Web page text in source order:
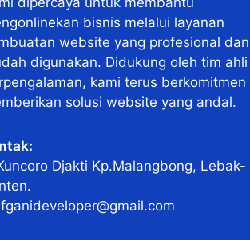
bisnis melalui layanan
website yang profesional dan
digunakan. Didukung oleh tim ahli
kami terus berkomitmen
solusi website yang andal.
Djakti Kp.Malangbong, Lebak-